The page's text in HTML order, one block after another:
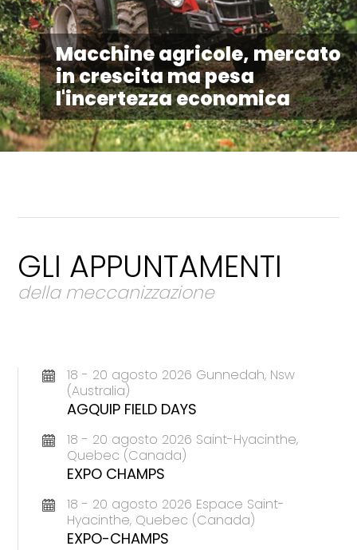
Macchine agricole, mercato
in crescita ma pesa
l'incertezza economica
GLI APPUNTAMENTI
della meccanizzazione
18 - 20 agosto 2026 Gunnedah, Nsw
(Australia)
AGQUIP FIELD DAYS
18 - 20 agosto 2026 Saint-Hyacinthe,
Quebec (Canada)
EXPO CHAMPS
18 - 20 agosto 2026 Espace Saint-
Hyacinthe, Quebec (Canada)
EXPO-CHAMPS